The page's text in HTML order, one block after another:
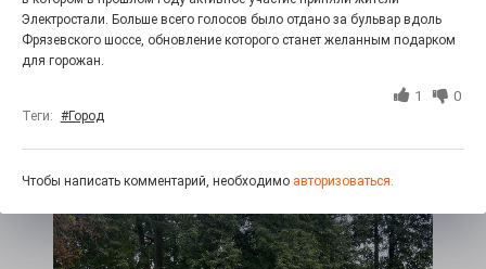
«Районы-кварталы»
27.07.2026
Радость в квадрате! На этой неделе электростальцев
Электростали. Больше всего голосов было отдано за бульвар вдоль
Фрязевского шоссе, обновление которого станет желанным подарком
для горожан.
1 0
Теги: #Город
Чтобы написать комментарий, необходимо авторизоваться.